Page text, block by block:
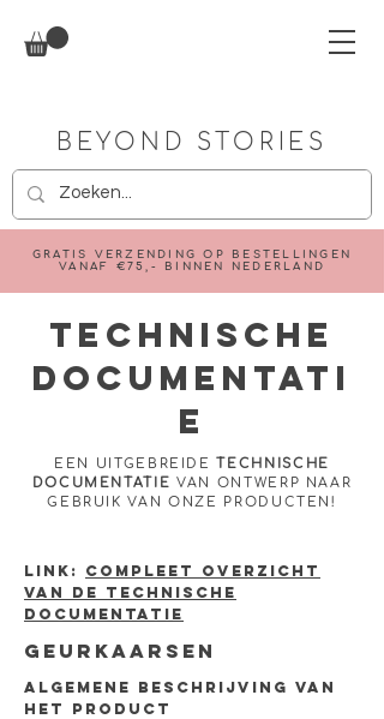
BEYOND STORIES
GRATIS VERZENDING OP BESTELLINGEN
VANAF €75,- BINNEN NEDERLAND
TECHNISCHE
DOCUMENTATI
E
EEN UITGEBREIDETECHNISCHE
DOCUMENTATIE VAN ONTWERP NAAR
GEBRUIK VAN ONZE PRODUCTEN!
LINk: Compleet overzicht
van de technische
documentatie
geurkaarsen
ALGEMENE BESCHRIJVING VAN
HET PRODUCT